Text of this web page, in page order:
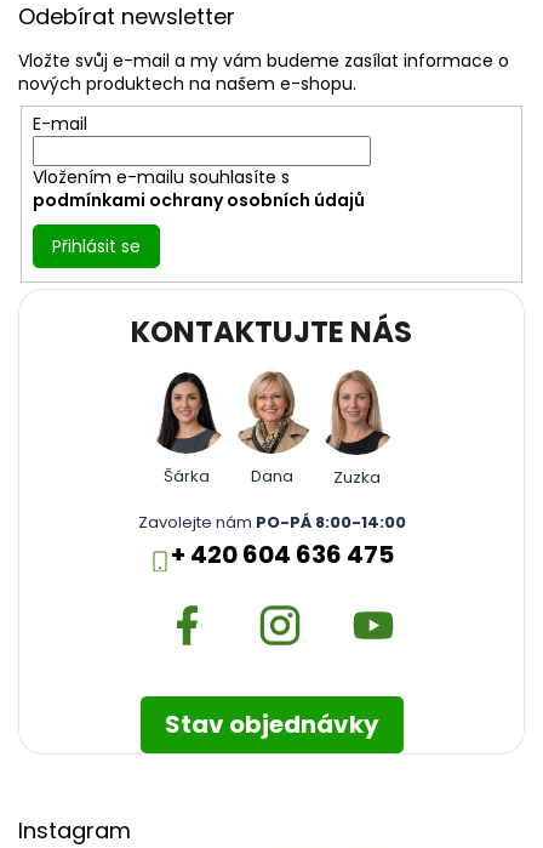
Odebírat newsletter
Vložte svůj e-mail a my vám budeme zasílat informace o
nových produktech na našem e-shopu.
E-mail
Vložením e-mailu souhlasíte s
podmínkami ochrany osobních údajů
Přihlásit se
KONTAKTUJTE NÁS
Šárka Dana
Zuzka
Zavolejte nám PO-PÁ 8:00-14:00
+ 420 604 636 475
Stav objednávky
Instagram